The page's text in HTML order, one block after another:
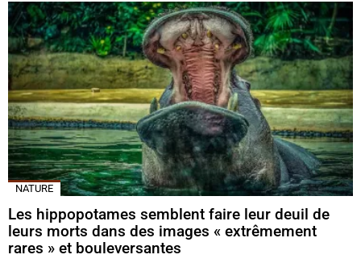
NATURE
Les hippopotames semblent faire leur deuil de
leurs morts dans des images « extrêmement
rares » et bouleversantes